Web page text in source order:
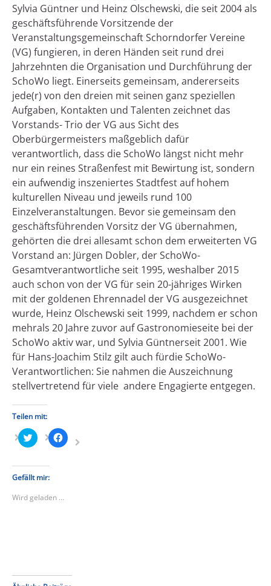
Sylvia Güntner und Heinz Olschewski, die seit 2004 als
geschäftsführende Vorsitzende der
Veranstaltungsgemeinschaft Schorndorfer Vereine
(VG) fungieren, in deren Händen seit rund drei
Jahrzehnten die Organisation und Durchführung der
SchoWo liegt. Einerseits gemeinsam, andererseits
jede(r) von den dreien mit seinen ganz speziellen
Aufgaben, Kontakten und Talenten zeichnet das
Vorstands- Trio der VG aus Sicht des
Oberbürgermeisters maßgeblich dafür
verantwortlich, dass die SchoWo längst nicht mehr
nur ein reines Straßenfest mit Bewirtung ist, sondern
ein aufwendig inszeniertes Stadtfest auf hohem
kulturellen Niveau und jeweils rund 100
Einzelveranstaltungen. Bevor sie gemeinsam den
geschäftsführenden Vorsitz der VG übernahmen,
gehörten die drei allesamt schon dem erweiterten VG
Vorstand an: Jürgen Dobler, der SchoWo-
Gesamtverantwortliche seit 1995, weshalber 2015
auch schon von der VG für sein 20-jähriges Wirken
mit der goldenen Ehrennadel der VG ausgezeichnet
wurde, Heinz Olschewski seit 1999, nachdem er schon
mehrals 20 Jahre zuvor auf Gastronomieseite bei der
SchoWo aktiv war, und Sylvia Güntnerseit 2001. Wie
für Hans-Joachim Stilz gilt auch fürdie SchoWo-
Verantwortlichen: Sie nahmen die Auszeichnung
stellvertretend für viele andere Engagierte entgegen.
Teilen mit:
Klick,
um
zu
teilen
(Wird
neuem
Klick,
um
neuem
Gefällt mir:
Wird geladen …